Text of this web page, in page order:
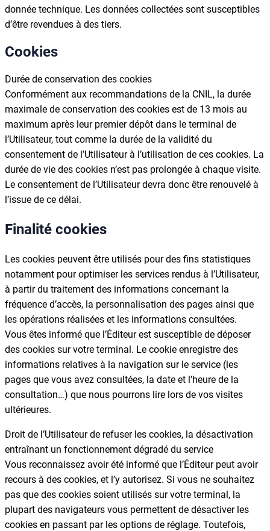
donnée technique. Les données collectées sont susceptibles
d’être revendues à des tiers.
Cookies
Durée de conservation des cookies
Conformément aux recommandations de la CNIL, la durée
maximale de conservation des cookies est de 13 mois au
maximum après leur premier dépôt dans le terminal de
l’Utilisateur, tout comme la durée de la validité du
consentement de l’Utilisateur à l’utilisation de ces cookies. La
durée de vie des cookies n’est pas prolongée à chaque visite.
Le consentement de l’Utilisateur devra donc être renouvelé à
l’issue de ce délai.
Finalité cookies
Les cookies peuvent être utilisés pour des fins statistiques
notamment pour optimiser les services rendus à l’Utilisateur,
à partir du traitement des informations concernant la
fréquence d’accès, la personnalisation des pages ainsi que
les opérations réalisées et les informations consultées.
Vous êtes informé que l’Éditeur est susceptible de déposer
des cookies sur votre terminal. Le cookie enregistre des
informations relatives à la navigation sur le service (les
pages que vous avez consultées, la date et l’heure de la
consultation…) que nous pourrons lire lors de vos visites
ultérieures.
Droit de l’Utilisateur de refuser les cookies, la désactivation
entraînant un fonctionnement dégradé du service
Vous reconnaissez avoir été informé que l’Éditeur peut avoir
recours à des cookies, et l’y autorisez. Si vous ne souhaitez
pas que des cookies soient utilisés sur votre terminal, la
plupart des navigateurs vous permettent de désactiver les
cookies en passant par les options de réglage. Toutefois,